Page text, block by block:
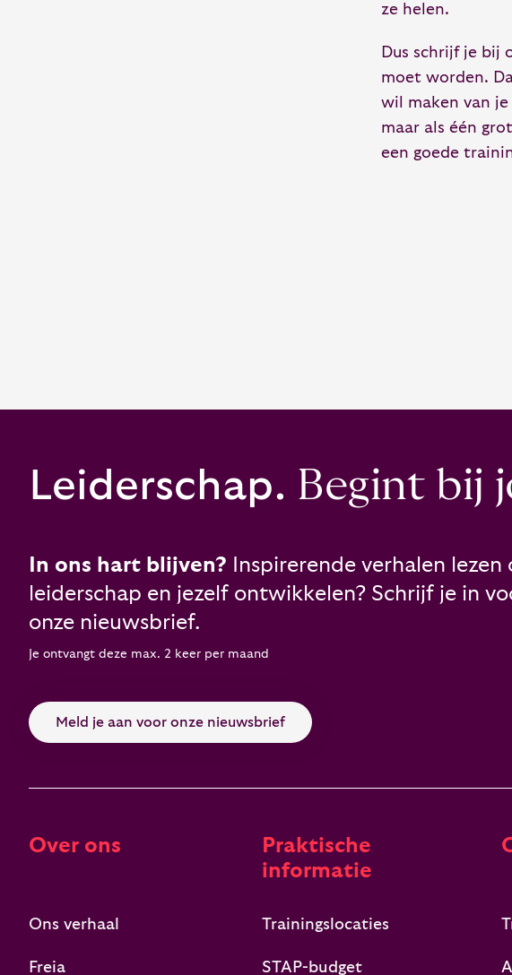
ze helen.
Dus schrijf je bij
moet worden.
wil maken van
maar als één
een goede
Leiderschap. Begint bij
In ons hart blijven? Inspirerende verhalen lezen
leiderschap en jezelf ontwikkelen? Schrijf je in
onze nieuwsbrief.
Je ontvangt deze max. 2 keer per maand
Meld je aan voor onze nieuwsbrief
Over ons
Ons verhaal
Freia
Praktische
informatie
Trainingslocaties
STAP-budget